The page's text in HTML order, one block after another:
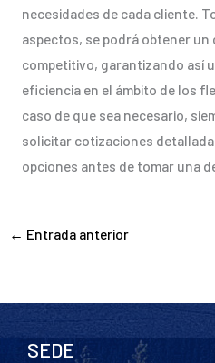
necesidades de cada cliente.
aspectos, se podrá obtener
competitivo, garantizando así
eficiencia en el ámbito de los
caso de que sea necesario,
solicitar cotizaciones
opciones antes de tomar una
← Entrada anterior
SEDE